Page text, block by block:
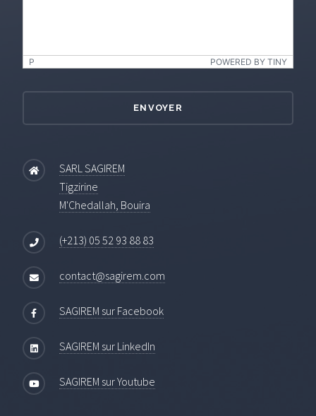
P POWERED BY TINY
SARL SAGIREM
Tigzirine
M'Chedallah, Bouira
(+213) 05 52 93 88 83
contact@sagirem.com
SAGIREM sur Facebook
SAGIREM sur LinkedIn
SAGIREM sur Youtube